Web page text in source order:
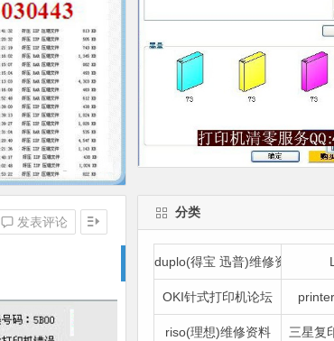
发表评论
分类
duplo(得宝 迅普)维修资料
OKI针式打印机论坛
riso(理想)维修资料 三星复